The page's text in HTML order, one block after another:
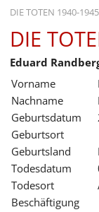
DIE TOTEN 1940-1945
STARTSEITE
AKTUELLES
GESCHICHTE
BILDUNG
FORSCHUNG
DIE
Eduard
Vorname
Nachname
Geburtsdatum
Geburtsort
Geburtsland
Todesdatum
Todesort
Beschäftigung